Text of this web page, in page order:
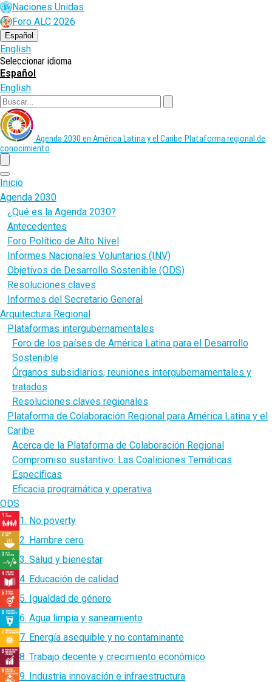
Pasar
al
contenido
principal
Naciones Unidas
Foro ALC 2026
Español
English
Seleccionar idioma
Español
English
Agenda 2030 en América Latina y el Caribe Plataforma regional de
conocimiento
menu
Inicio
Agenda 2030
¿Qué es la Agenda 2030?
Antecedentes
Foro Político de Alto Nivel
Informes Nacionales Voluntarios (INV)
Objetivos de Desarrollo Sostenible (ODS)
Resoluciones claves
Informes del Secretario General
Arquitectura Regional
Plataformas intergubernamentales
Foro de los países de América Latina para el Desarrollo
Sostenible
Órganos subsidiarios, reuniones intergubernamentales y
tratados
Resoluciones claves regionales
Plataforma de Colaboración Regional para América Latina y el
Caribe
Acerca de la Plataforma de Colaboración Regional
Compromiso sustantivo: Las Coaliciones Temáticas
Específicas
Eficacia programática y operativa
ODS
1. No poverty
2. Hambre cero
3. Salud y bienestar
4. Educación de calidad
5. Igualdad de género
6. Agua limpia y saneamiento
7. Energía asequible y no contaminante
8. Trabajo decente y crecimiento económico
9. Industria innovación e infraestructura